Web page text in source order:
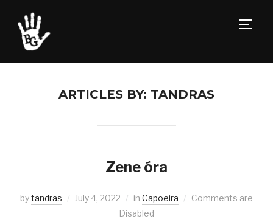
ARTICLES BY: TANDRAS
Zene óra
bytandras July 4, 2022 in Capoeira
Comments are
Disabled